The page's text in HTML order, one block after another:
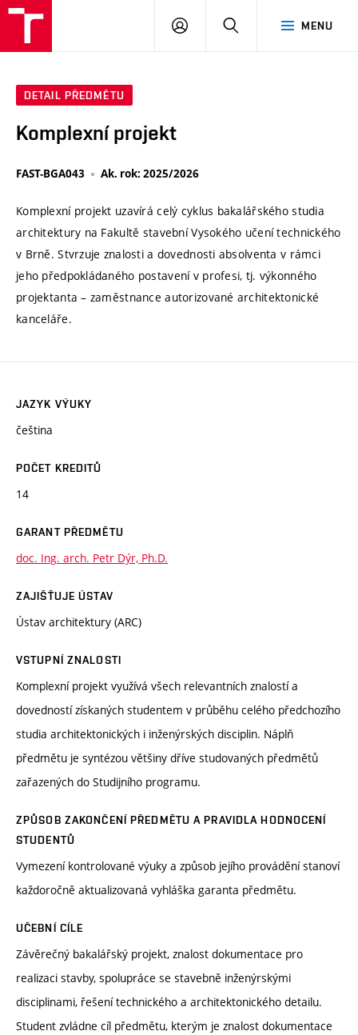
MENU
PŘIHLÁSIT
DETAIL PŘEDMĚTU
Komplexní projekt
FAST-BGA043 Ak. rok: 2025/2026
Komplexní projekt uzavírá celý cyklus bakalářského studia
architektury na Fakultě stavební Vysokého učení technického
v Brně. Stvrzuje znalosti a dovednosti absolventa v rámci
jeho předpokládaného postavení v profesi, tj. výkonného
projektanta – zaměstnance autorizované architektonické
kanceláře.
JAZYK VÝUKY
čeština
POČET KREDITŮ
14
GARANT PŘEDMĚTU
doc. Ing. arch. Petr Dýr, Ph.D.
ZAJIŠŤUJE ÚSTAV
Ústav architektury (ARC)
VSTUPNÍ ZNALOSTI
Komplexní projekt využívá všech relevantních znalostí a
dovedností získaných studentem v průběhu celého předchozího
studia architektonických i inženýrských disciplin. Náplň
předmětu je syntézou většiny dříve studovaných předmětů
zařazených do Studijního programu.
ZPŮSOB ZAKONČENÍ PŘEDMĚTU A PRAVIDLA HODNOCENÍ
STUDENTŮ
Vymezení kontrolované výuky a způsob jejího provádění stanoví
každoročně aktualizovaná vyhláška garanta předmětu.
UČEBNÍ CÍLE
Závěrečný bakalářský projekt, znalost dokumentace pro
realizaci stavby, spolupráce se stavebně inženýrskými
disciplinami, řešení technického a architektonického detailu.
Student zvládne cíl předmětu, kterým je znalost dokumentace